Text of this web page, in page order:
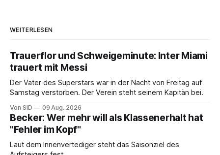
WEITERLESEN
Trauerflor und Schweigeminute: Inter Miami
trauert mit Messi
Der Vater des Superstars war in der Nacht von Freitag auf
Samstag verstorben. Der Verein steht seinem Kapitän bei.
Von SID 09 Aug. 2026
Becker: Wer mehr will als Klassenerhalt hat
"Fehler im Kopf"
Laut dem Innenvertediger steht das Saisonziel des